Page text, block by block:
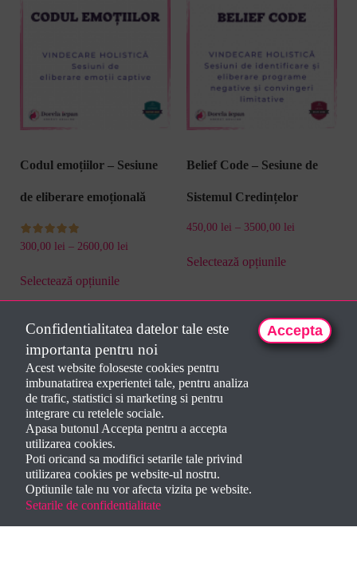
Codul emoțiilor – Sesiune
de eliberare emoțională
300,00 lei – 2600,00 lei
Selectează opțiunile
Belief Code – Sesiune de
Sistemul Credințelor
450,00 lei – 3500,00 lei
Selectează opțiunile
Creat deDorela Iepan
Confidentialitatea datelor tale este
importanta pentru noi
Acest website foloseste cookies pentru
imbunatatirea experientei tale, pentru analiza
de trafic, statistici si marketing si pentru
integrare cu retelele sociale.
Apasa butonul Accepta pentru a accepta
utilizarea cookies.
Poti oricand sa modifici setarile tale privind
utilizarea cookies pe website-ul nostru.
Optiunile tale nu vor afecta vizita pe website.
Setarile de confidentialitate
Accepta